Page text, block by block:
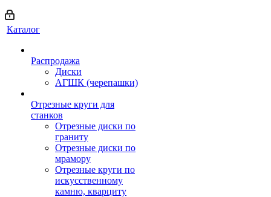
Каталог
Распродажа
Диски
АГШК (черепашки)
Отрезные круги для
станков
Отрезные диски по
граниту
Отрезные диски по
мрамору
Отрезные круги по
искусственному
камню, кварциту